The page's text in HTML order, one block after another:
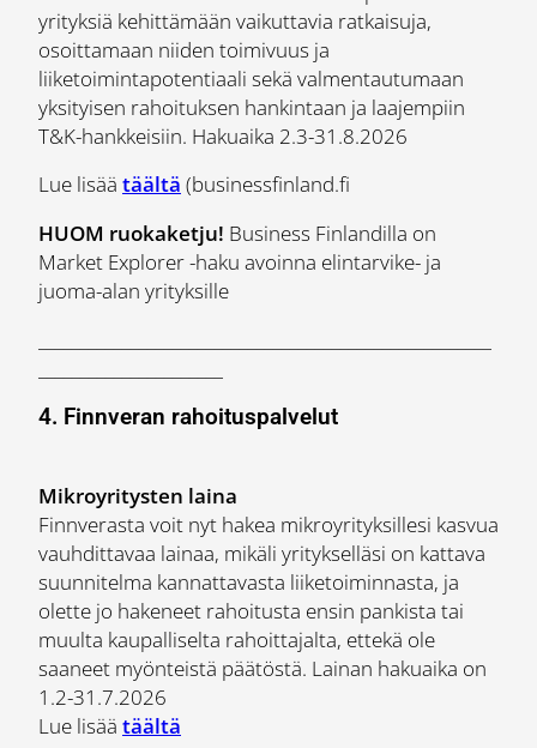
yrityksiä kehittämään vaikuttavia ratkaisuja,
osoittamaan niiden toimivuus ja
liiketoimintapotentiaali sekä valmentautumaan
yksityisen rahoituksen hankintaan ja laajempiin
T&K-hankkeisiin. Hakuaika 2.3-31.8.2026
Lue lisää täältä (businessfinland.fi
HUOM ruokaketju! Business Finlandilla on
Market Explorer -haku avoinna elintarvike- ja
juoma-alan yrityksille
4. Finnveran rahoituspalvelut
Mikroyritysten laina
Finnverasta voit nyt hakea mikroyrityksillesi kasvua
vauhdittavaa lainaa, mikäli yritykselläsi on kattava
suunnitelma kannattavasta liiketoiminnasta, ja
olette jo hakeneet rahoitusta ensin pankista tai
muulta kaupalliselta rahoittajalta, ettekä ole
saaneet myönteistä päätöstä. Lainan hakuaika on
1.2-31.7.2026
Lue lisää täältä